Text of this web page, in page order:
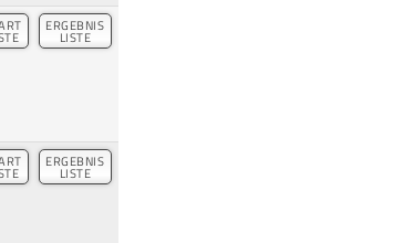
ERGEBNIS
LISTE
ERGEBNIS
LISTE